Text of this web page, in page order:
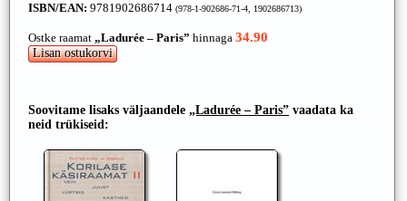
ISBN/EAN: 9781902686714 (978-1-902686-71-4, 1902686713)
Ostke raamat „Ladurée – Paris” hinnaga 34.90
Soovitame lisaks väljaandele „Ladurée – Paris” vaadata ka
neid trükiseid: